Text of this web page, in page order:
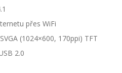
přes WiFi
(1024×600, 170ppi) TFT
2.0